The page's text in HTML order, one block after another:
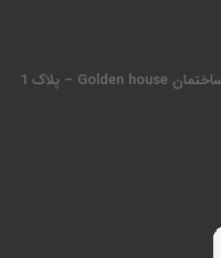
اصفهان- خیابان حکیم نظامی-کوچه بیژن – ساختمان Golden house – پلاک 1